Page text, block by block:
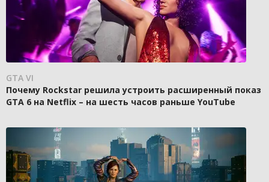
GTA VI
Почему Rockstar решила устроить расширенный показ
GTA 6 на Netflix – на шесть часов раньше YouTube